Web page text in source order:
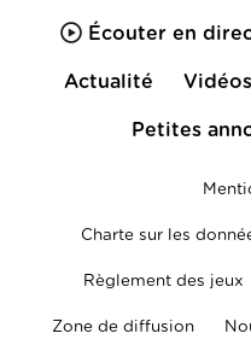
Écouter en
Actualité Vidéos
Petites
Charte sur les
Règlement des jeux
Zone de diffusion